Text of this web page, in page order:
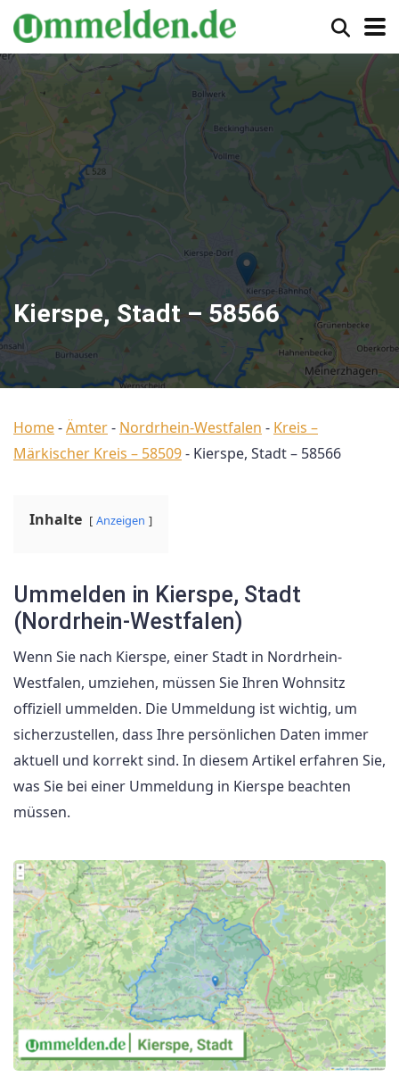
Kierspe, Stadt – 58566
Home-Ämter- Nordrhein-Westfalen - Kreis –
Märkischer Kreis – 58509- Kierspe, Stadt – 58566
Inhalte Anzeigen
Ummelden in Kierspe, Stadt
(Nordrhein-Westfalen)
Wenn Sie nach Kierspe, einer Stadt in Nordrhein-
Westfalen, umziehen, müssen Sie Ihren Wohnsitz
offiziell ummelden. Die Ummeldung ist wichtig, um
sicherzustellen, dass Ihre persönlichen Daten immer
aktuell und korrekt sind. In diesem Artikel erfahren Sie,
was Sie bei einer Ummeldung in Kierspe beachten
müssen.